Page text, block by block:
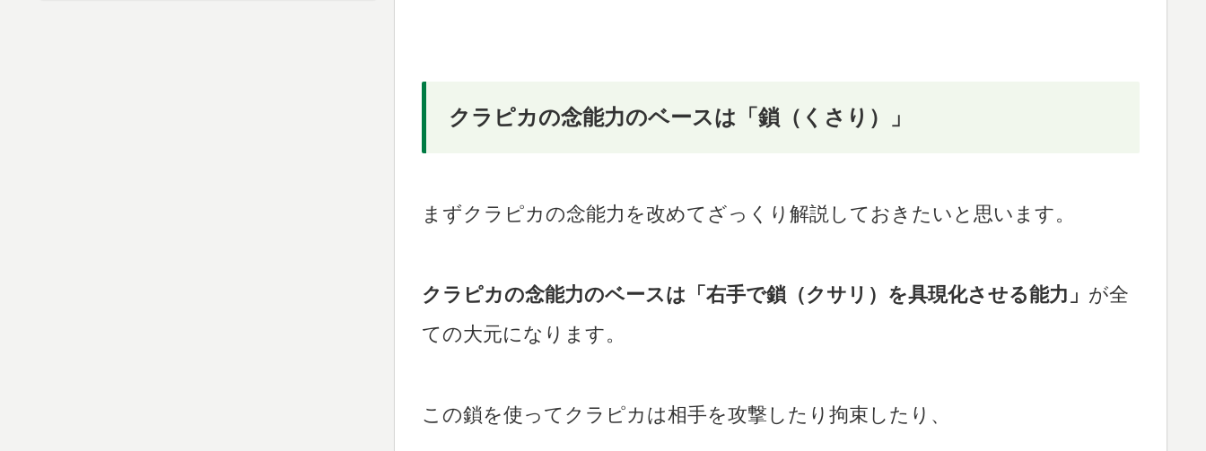
クラピカの念能力のベースは「鎖（くさり）」
まずクラピカの念能力を改めてざっくり解説しておきたいと思います。
クラピカの念能力のベースは「右手で鎖（クサリ）を具現化させる能力」 が全
ての大元になります。
この鎖を使ってクラピカは相手を攻撃したり拘束したり、